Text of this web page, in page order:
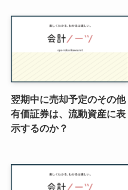
翌期中に売却予定のその他
有価証券は、流動資産に表
示するのか？